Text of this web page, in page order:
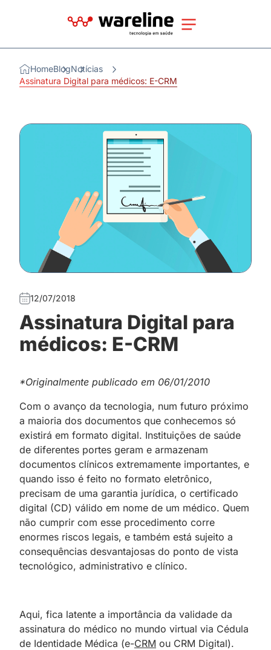
HomeBlogNotícias
Assinatura Digital para médicos: E-CRM
12/07/2018
Assinatura Digital para
médicos: E-CRM
*Originalmente publicado em 06/01/2010
Com o avanço da tecnologia, num futuro próximo
a maioria dos documentos que conhecemos só
existirá em formato digital. Instituições de saúde
de diferentes portes geram e armazenam
documentos clínicos extremamente importantes, e
quando isso é feito no formato eletrônico,
precisam de uma garantia jurídica, o certificado
digital (CD) válido em nome de um médico. Quem
não cumprir com esse procedimento corre
enormes riscos legais, e também está sujeito a
consequências desvantajosas do ponto de vista
tecnológico, administrativo e clínico.
Aqui, fica latente a importância da validade da
assinatura do médico no mundo virtual via Cédula
de Identidade Médica (e-CRM ou CRM Digital).